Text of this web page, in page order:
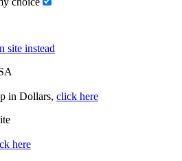
site instead
in Dollars, click here
here